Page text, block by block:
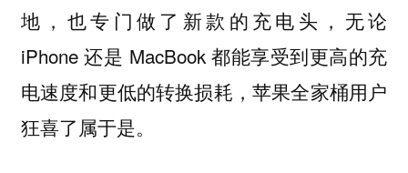
地，也专门做了新款的充电头，无论
iPhone 还是 MacBook 都能享受到更高的充
电速度和更低的转换损耗，苹果全家桶用户
狂喜了属于是。